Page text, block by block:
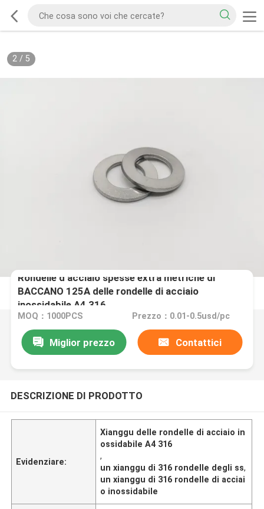
2/ 5
Rondelle d'acciaio spesse extra metriche di
BACCANO 125A delle rondelle di acciaio
inossidabile A4 316
MOQ：1000PCS Prezzo：0.01-0.5usd/pc
Miglior prezzo Contattici
DESCRIZIONE DI PRODOTTO
Evidenziare:
Xianggu delle rondelle di acciaio in
ossidabile A4 316
,
un xianggu di 316 rondelle degli ss,
un xianggu di 316 rondelle di acciai
o inossidabile